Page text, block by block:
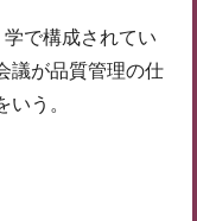
で構成されてい
議が品質管理の仕
う。